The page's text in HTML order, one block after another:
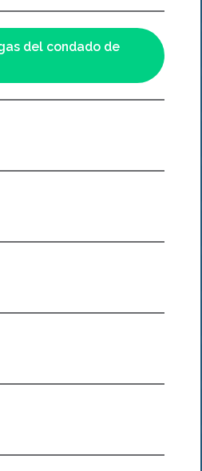
del condado de